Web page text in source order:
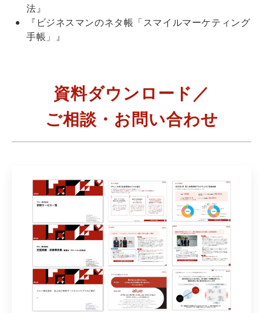
法』
『ビジネスマンのネタ帳「スマイルマーケティング
手帳」』
資料ダウンロード／
ご相談・お問い合わせ